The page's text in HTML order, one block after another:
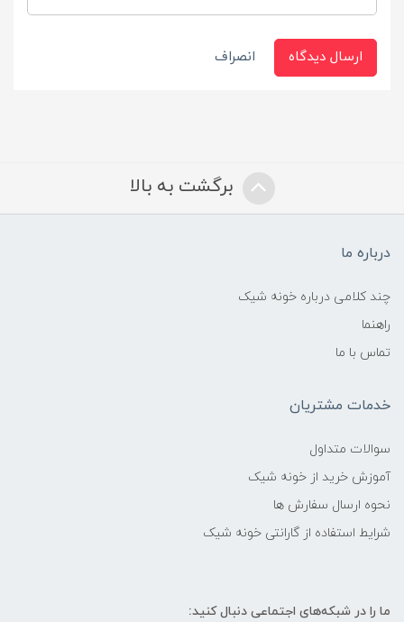
ارسال دیدگاه انصراف
برگشت به بالا
درباره ما
چند کلامی درباره خونه شیک
راهنما
تماس با ما
خدمات مشتریان
سوالات متداول
آموزش خرید از خونه شیک
نحوه ارسال سفارش ها
شرایط استفاده از گارانتی خونه شیک
ما را در شبکه‌های اجتماعی دنبال کنید: